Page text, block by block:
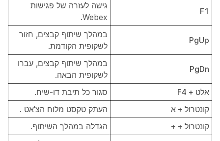
F1
גישה לעזרה של פגישות
Webex.
PgUp
במהלך שיתוף קבצים, חזור
לשקופית הקודמת.
PgDn
במהלך שיתוף קבצים, עברו
לשקופית הבאה.
אלט + F4
סגור כל תיבת דו-שיח.
קונטרול + א
העתק טקסט מלוח הצ'אט .
קונטרול + +
הגדלה במהלך השיתוף.